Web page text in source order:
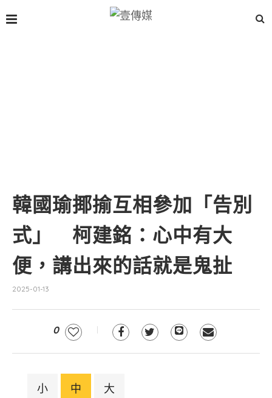
韓國瑜揶揄互相參加「告別
式」 柯建銘：心中有大
便，講出來的話就是鬼扯
2025-01-13
0
小 中 大